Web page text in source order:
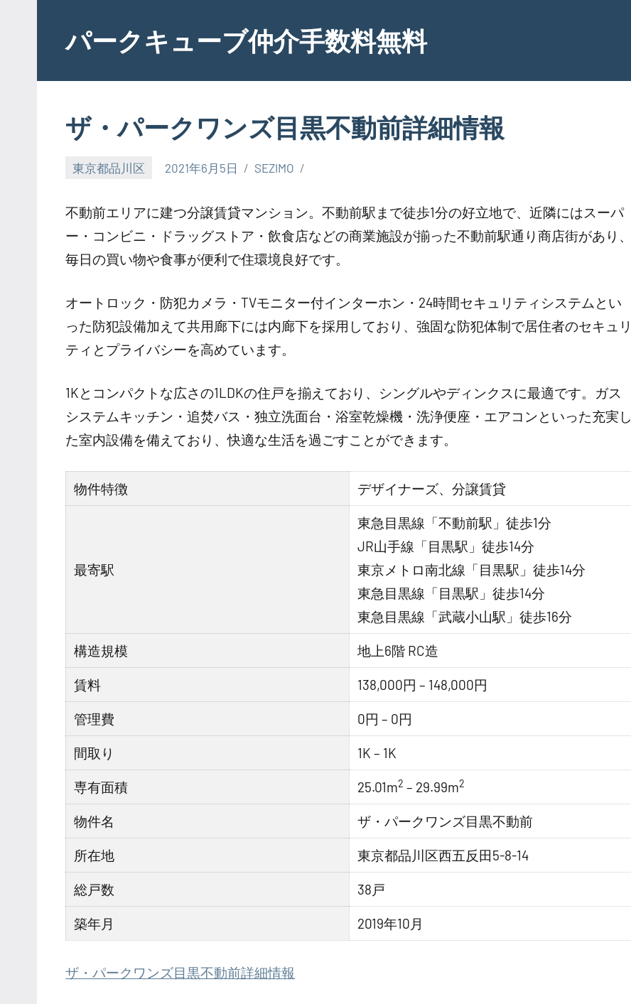
contentパークキューブ仲介手数料無料
ザ・パークワンズ目黒不動前詳細情報
東京都品川区 2021年6月5日 SEZIMO
不動前エリアに建つ分譲賃貸マンション。不動前駅まで徒歩1分の好立地で、近隣にはスーパ
ー・コンビニ・ドラッグストア・飲食店などの商業施設が揃った不動前駅通り商店街があり、
毎日の買い物や食事が便利で住環境良好です。
オートロック・防犯カメラ・TVモニター付インターホン・24時間セキュリティシステムとい
った防犯設備加えて共用廊下には内廊下を採用しており、強固な防犯体制で居住者のセキュリ
ティとプライバシーを高めています。
1Kとコンパクトな広さの1LDKの住戸を揃えており、シングルやディンクスに最適です。ガス
システムキッチン・追焚バス・独立洗面台・浴室乾燥機・洗浄便座・エアコンといった充実し
た室内設備を備えており、快適な生活を過ごすことができます。
物件特徴 デザイナーズ、分譲賃貸
最寄駅
東急目黒線「不動前駅」徒歩1分
JR山手線「目黒駅」徒歩14分
東京メトロ南北線「目黒駅」徒歩14分
東急目黒線「目黒駅」徒歩14分
東急目黒線「武蔵小山駅」徒歩16分
構造規模 地上6階 RC造
賃料 138,000円 – 148,000円
管理費 0円 – 0円
間取り 1K – 1K
専有面積 25.01m2 – 29.99m2
物件名 ザ・パークワンズ目黒不動前
所在地 東京都品川区西五反田5-8-14
総戸数 38戸
築年月 2019年10月
ザ・パークワンズ目黒不動前詳細情報